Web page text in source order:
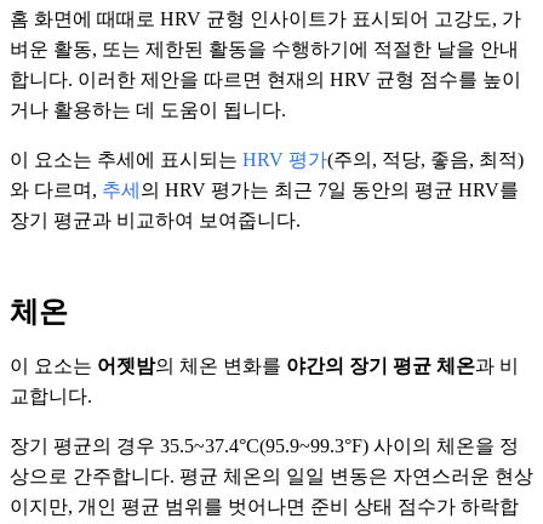
홈 화면에 때때로 HRV 균형 인사이트가 표시되어 고강도, 가
벼운 활동, 또는 제한된 활동을 수행하기에 적절한 날을 안내
합니다. 이러한 제안을 따르면 현재의 HRV 균형 점수를 높이
거나 활용하는 데 도움이 됩니다.
이 요소는 추세에 표시되는 HRV 평가(주의, 적당, 좋음, 최적)
와 다르며, 추세 의 HRV 평가는 최근 7일 동안의 평균 HRV를
장기 평균과 비교하여 보여줍니다.
체온
이 요소는 어젯밤의 체온 변화를 야간의 장기 평균 체온과 비
교합니다.
장기 평균의 경우 35.5~37.4°C(95.9~99.3°F) 사이의 체온을 정
상으로 간주합니다. 평균 체온의 일일 변동은 자연스러운 현상
이지만, 개인 평균 범위를 벗어나면 준비 상태 점수가 하락합